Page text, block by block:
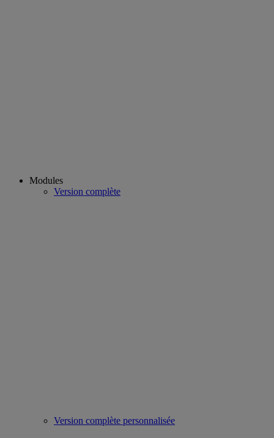
Modules
Version complète
Version complète personnalisée